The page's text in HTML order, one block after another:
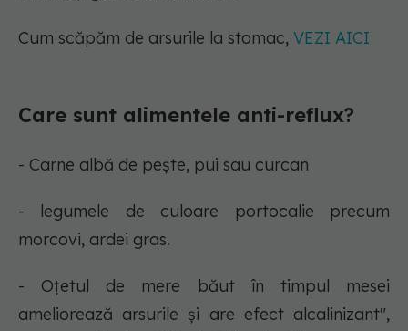
Cum scăpăm de arsurile la stomac, VEZI AICI
Care sunt alimentele anti-reflux?
- Carne albă de pește, pui sau curcan
- legumele de culoare portocalie precum
morcovi, ardei gras.
- Oțetul de mere băut în timpul mesei
ameliorează arsurile și are efect alcalinizant",